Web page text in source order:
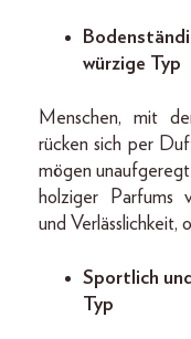
würzige Typ
Menschen, mit
rücken sich per
mögen
holziger Parfums
und Verlässlichkeit,
Sportlich
Typ